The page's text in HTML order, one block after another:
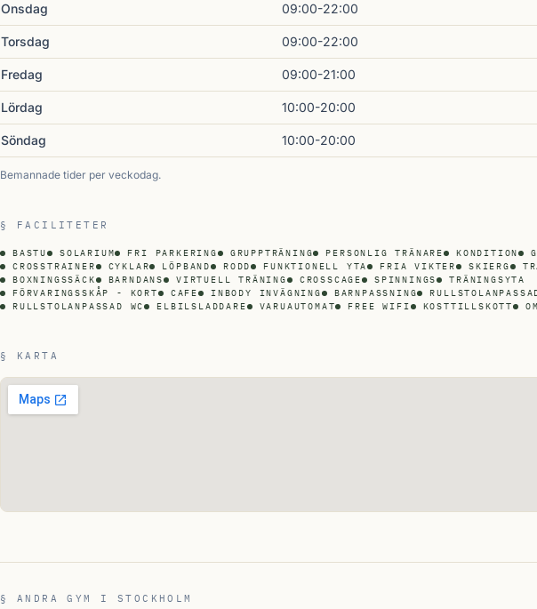
Onsdag 09:00-22:00
Torsdag 09:00-22:00
Fredag 09:00-21:00
Lördag 10:00-20:00
Söndag 10:00-20:00
Bemannade tider per veckodag.
§ FACILITETER
BASTU SOLARIUM FRI PARKERING GRUPPTRÄNING PERSONLIG TRÄNARE KONDITION
CROSSTRAINER
CYKLAR LÖPBAND RODD FUNKTIONELL YTA FRIA VIKTER SKIERG
BOXNINGSSÄCK
BARNDANS VIRTUELL TRÄNING CROSSCAGE SPINNINGS
TRÄNINGSYTA
FÖRVARINGSSKÅP - KORT
CAFE INBODY INVÄGNING BARNPASSNING
RULLSTOLANPASSAD WC
ELBILSLADDARE VARUAUTOMAT FREE WIFI KOSTTILLSKOTT
§ KARTA
§ ANDRA GYM I STOCKHOLM